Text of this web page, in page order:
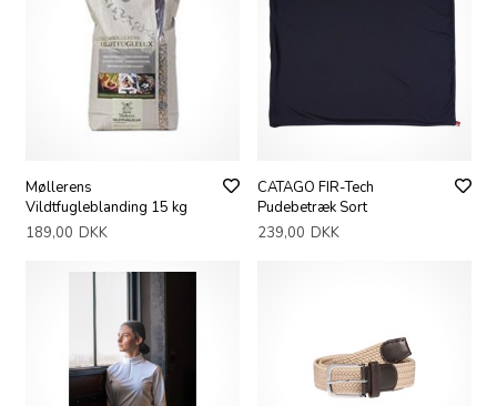
Møllerens
Vildtfugleblanding 15 kg
189,00 DKK
CATAGO FIR-Tech
Pudebetræk Sort
239,00 DKK